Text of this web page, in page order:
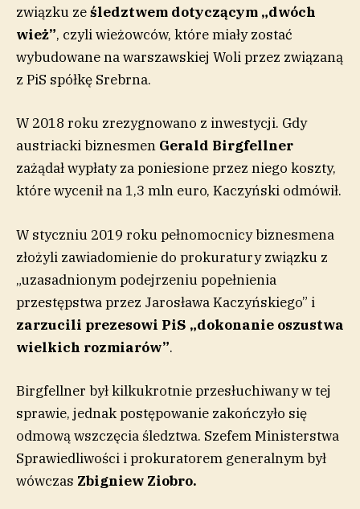
związku ześledztwem dotyczącym „dwóch
wież”, czyli wieżowców, które miały zostać
wybudowane na warszawskiej Woli przez związaną
z PiS spółkę Srebrna.
W 2018 roku zrezygnowano z inwestycji. Gdy
austriacki biznesmen Gerald Birgfellner
zażądał wypłaty za poniesione przez niego koszty,
które wycenił na 1,3 mln euro, Kaczyński odmówił.
W styczniu 2019 roku pełnomocnicy biznesmena
złożyli zawiadomienie do prokuratury związku z
„uzasadnionym podejrzeniu popełnienia
przestępstwa przez Jarosława Kaczyńskiego” i
zarzucili prezesowi PiS „dokonanie oszustwa
wielkich rozmiarów”.
Birgfellner był kilkukrotnie przesłuchiwany w tej
sprawie, jednak postępowanie zakończyło się
odmową wszczęcia śledztwa. Szefem Ministerstwa
Sprawiedliwości i prokuratorem generalnym był
wówczas Zbigniew Ziobro.